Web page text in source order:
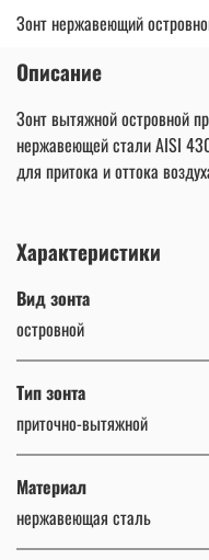
Зонт нержавеющий
Описание
Зонт вытяжной островной
нержавеющей стали AISI
для притока и оттока
Характеристики
Вид зонта
островной
Тип зонта
приточно-вытяжной
Материал
нержавеющая сталь